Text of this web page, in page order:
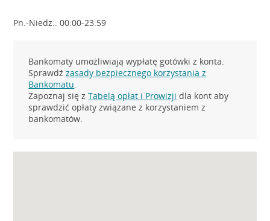
Pn.-Niedz.: 00:00-23:59
Bankomaty umożliwiają wypłatę gotówki z konta.
Sprawdźzasady bezpiecznego korzystania z
Bankomatu.
Zapoznaj się zTabelą opłat i Prowizji dla kont aby
sprawdzić opłaty związane z korzystaniem z
bankomatów.